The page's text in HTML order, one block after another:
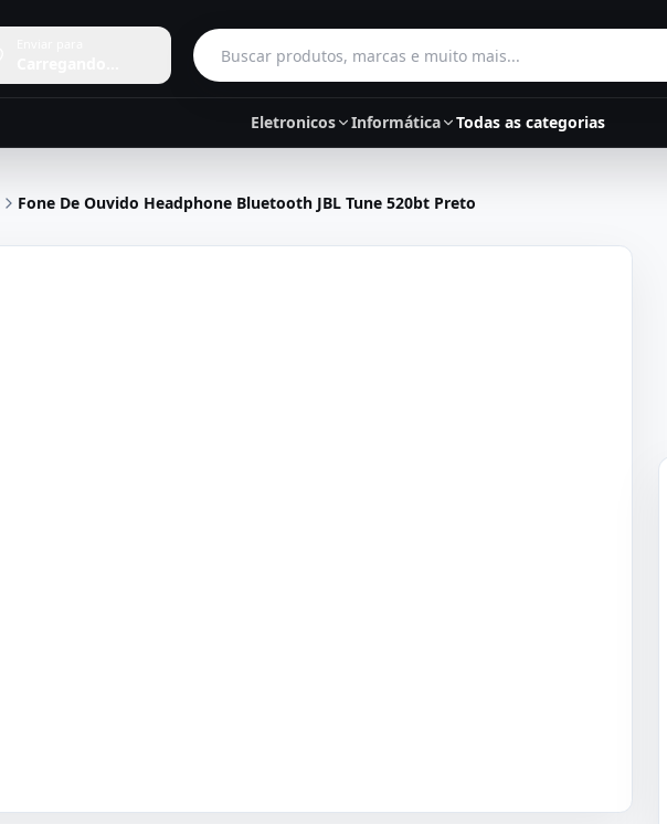
Buscar produtos
Eletronicos Informática Todas as categorias
Fone De Ouvido Headphone Bluetooth JBL Tune 520bt Preto